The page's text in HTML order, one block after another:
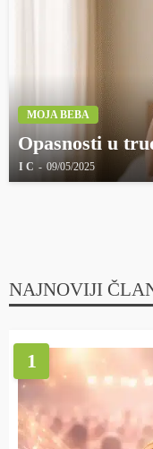
MOJA BEBA
Opasnosti u
I C 09/05/2025
NAJNOVIJI
1